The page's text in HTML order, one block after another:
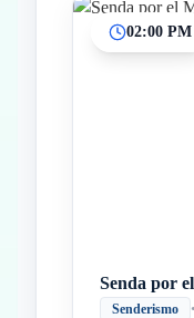
02:00 PM
Senda por
Senderismo •